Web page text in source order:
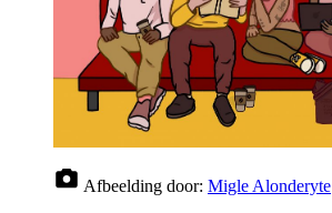
Afbeelding door: Migle Alonderyte